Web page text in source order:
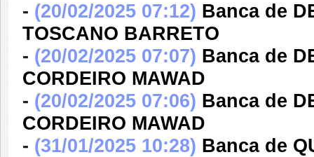
- (20/02/2025 07:12) Banca de
TOSCANO BARRETO
- (20/02/2025 07:07) Banca de
CORDEIRO MAWAD
- (20/02/2025 07:06) Banca de
CORDEIRO MAWAD
- (31/01/2025 10:28) Banca de